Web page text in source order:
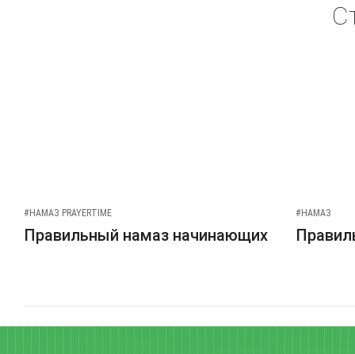
#НАМАЗ PRAYERTIME
Правильный намаз начинающих
#НАМАЗ